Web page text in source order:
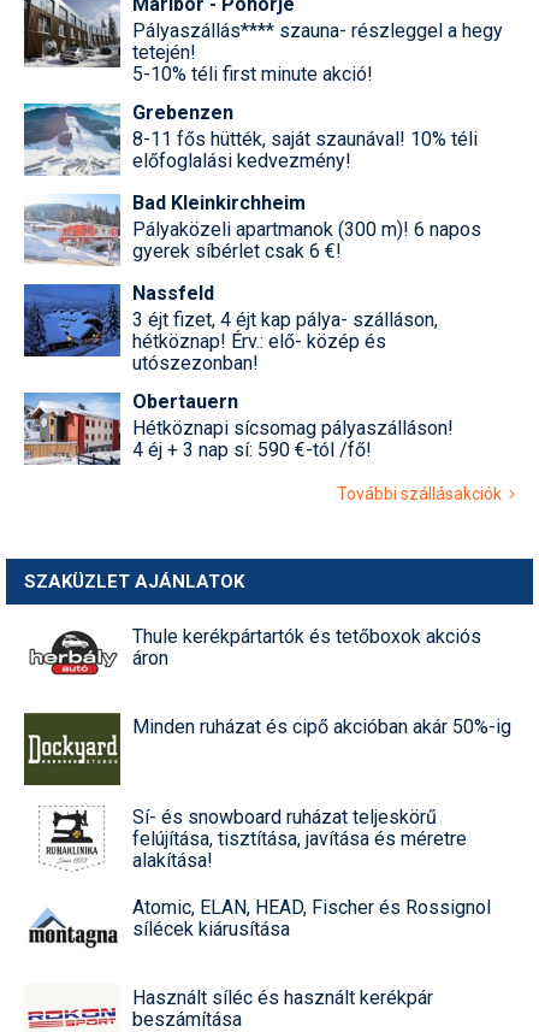
Pályaszállás**** szauna- részleggel a hegy
tetején!
5-10% téli first minute akció!
Grebenzen
8-11 fős hütték, saját szaunával! 10% téli
előfoglalási kedvezmény!
Bad Kleinkirchheim
Pályaközeli apartmanok (300 m)! 6 napos
gyerek síbérlet csak 6 €!
Nassfeld
3 éjt fizet, 4 éjt kap pálya- szálláson,
hétköznap! Érv.: elő- közép és
utószezonban!
Obertauern
Hétköznapi sícsomag pályaszálláson!
4 éj + 3 nap sí: 590 €-tól /fő!
További szállásakciók
SZAKÜZLET AJÁNLATOK
Thule kerékpártartók és tetőboxok akciós
áron
Minden ruházat és cipő akcióban akár 50%-ig
Sí- és snowboard ruházat teljeskörű
felújítása, tisztítása, javítása és méretre
alakítása!
Atomic, ELAN, HEAD, Fischer és Rossignol
sílécek kiárusítása
Használt síléc és használt kerékpár
beszámítása